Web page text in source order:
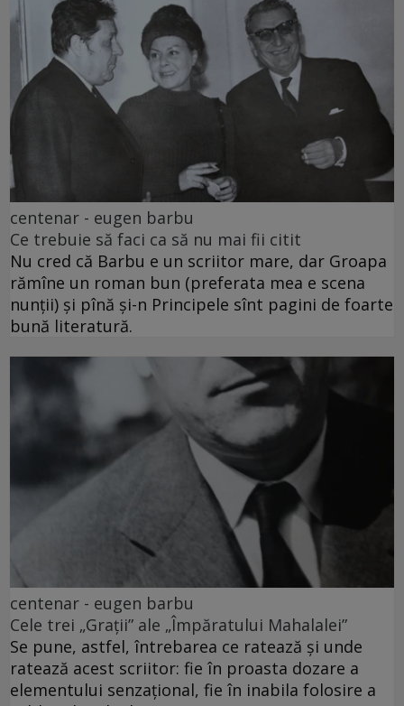
centenar - eugen barbu
Ce trebuie să faci ca să nu mai fii citit
Nu cred că Barbu e un scriitor mare, dar Groapa
rămîne un roman bun (preferata mea e scena
nunții) și pînă și-n Principele sînt pagini de foarte
bună literatură.
centenar - eugen barbu
Cele trei „Grații” ale „Împăratului Mahalalei”
Se pune, astfel, întrebarea ce ratează și unde
ratează acest scriitor: fie în proasta dozare a
elementului senzațional, fie în inabila folosire a